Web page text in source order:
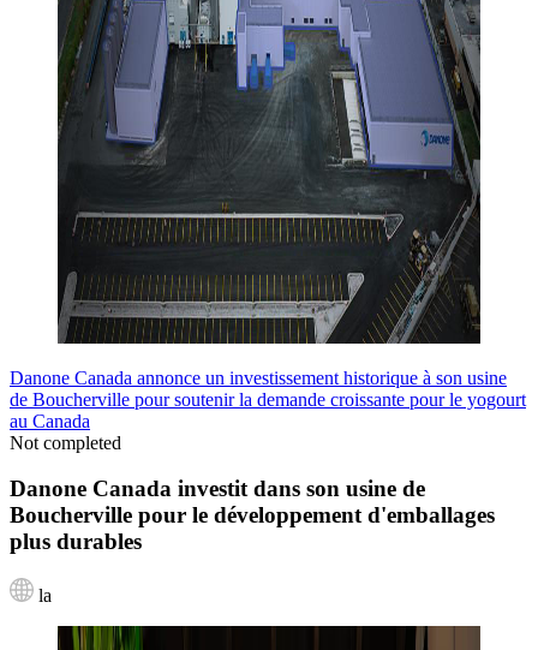
Danone Canada annonce un investissement historique à son usine
de Boucherville pour soutenir la demande croissante pour le yogourt
au Canada
Not completed
Danone Canada investit dans son usine de
Boucherville pour le développement d'emballages
plus durables
la